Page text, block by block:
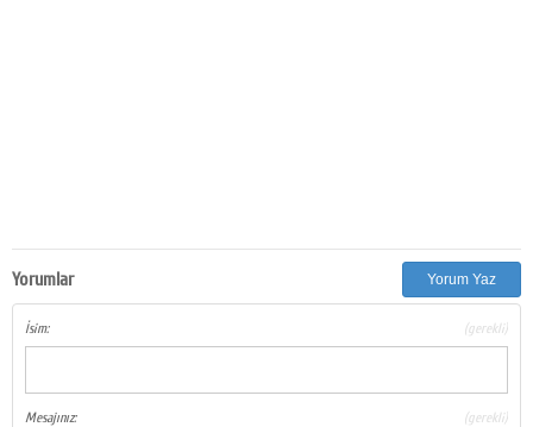
Yorumlar Yorum Yaz
İsim: (gerekli)
Mesajınız: (gerekli)